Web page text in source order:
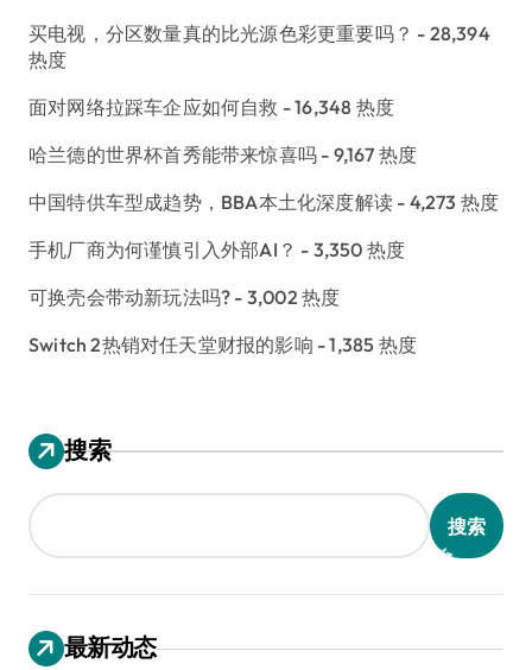
买电视，分区数量真的比光源色彩更重要吗？ - 28,394
热度
面对网络拉踩车企应如何自救 - 16,348 热度
哈兰德的世界杯首秀能带来惊喜吗 - 9,167 热度
中国特供车型成趋势，BBA本土化深度解读 - 4,273 热度
手机厂商为何谨慎引入外部AI？ - 3,350 热度
可换壳会带动新玩法吗? - 3,002 热度
Switch 2热销对任天堂财报的影响 - 1,385 热度
搜索
搜索
最新动态